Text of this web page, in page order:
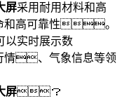
屏采用耐用材料和高
和高可靠性。
以实时展示数
、气象信息等领
屏？